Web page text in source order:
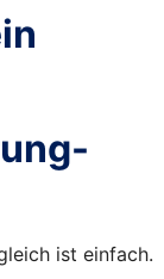
ist einfach.